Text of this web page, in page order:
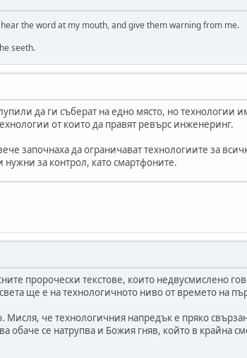
the word at my mouth, and give them warning from me.
seeth.
да ги съберат на едно място, но технологии
от които да правят ревърс инженеринг.
започнаха да ограничават технологиите за
за контрол, като смартфоните.
пророчески текстове, които недвусмислено
ще е на технологичното ниво от времето на
че технологичния напредък е пряко
се натрупва и Божия гняв, който в крайна